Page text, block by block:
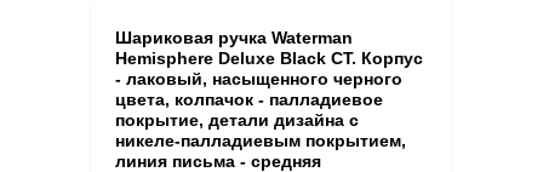
Шариковая ручка Waterman
Hemisphere Deluxe Black CT. Корпус
- лаковый, насыщенного черного
цвета, колпачок - палладиевое
покрытие, детали дизайна с
никеле-палладиевым покрытием,
линия письма - средняя